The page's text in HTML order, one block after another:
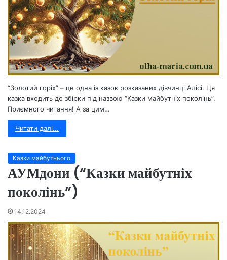
“Золотий горіх” – це одна із казок розказаних дівчинці Алісі. Ця
казка входить до збірки під назвою “Казки майбутніх поколінь”.
Приємного читання! А за цим…
Читати далі...
Казки майбутнього
АУМдони (“Казки майбутніх
поколінь”)
14.12.2024